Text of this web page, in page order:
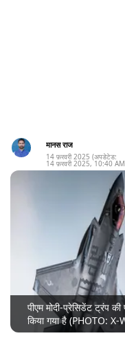
मानस राज
14 फ़रवरी 2025 (अपडेटेड:
14 फ़रवरी 2025, 10:40 AM
पीएम मोदी-प्रेसिडेंट ट्रंप
किया गया है (PHOTO: